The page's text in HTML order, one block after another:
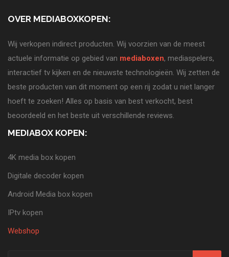
OVER MEDIABOXKOPEN:
Wij verkopen indirect producten. Wij voorzien van de meest
actuele informatie op gebied van mediaboxen, mediaspelers,
interactief tv kijken en de nieuwste technologieën. Wij zetten de
beste producten van dit moment op een rij zodat u niet langer
hoeft te zoeken! Alles op basis van best verkocht, best
beoordeeld en het beste uit verschillende reviews.
MEDIABOX KOPEN:
4K media box kopen
Digitale decoder kopen
Android Media box kopen
IPtv kopen
Webshop